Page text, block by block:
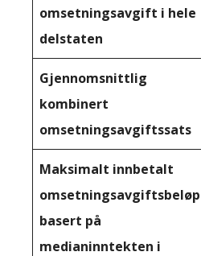
omsetningsavgift i hele
delstaten
Gjennomsnittlig
kombinert
omsetningsavgiftssats
Maksimalt innbetalt
omsetningsavgiftsbeløp
basert på
medianinntekten i